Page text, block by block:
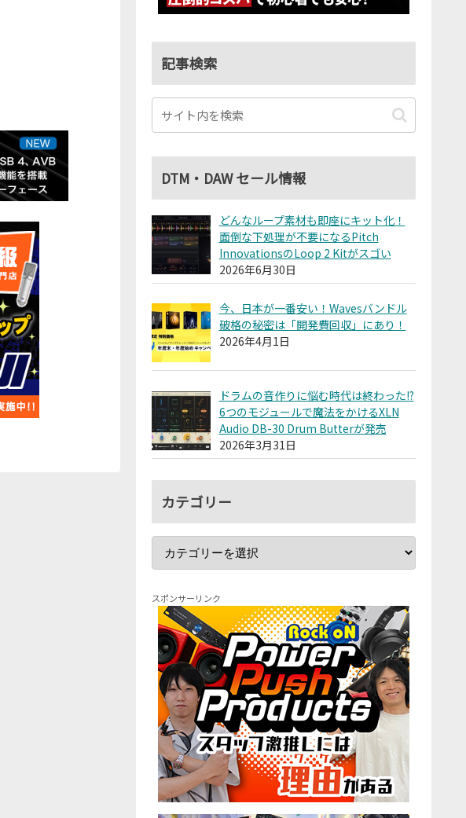
記事検索
DTM・DAW セール情報
どんなループ素材も即座にキット化！
面倒な下処理が不要になるPitch
InnovationsのLoop 2 Kitがスゴい
2026年6月30日
今、日本が一番安い！Wavesバンドル
破格の秘密は「開発費回収」にあり！
2026年4月1日
ドラムの音作りに悩む時代は終わった!?
6つのモジュールで魔法をかけるXLN
Audio DB-30 Drum Butterが発売
2026年3月31日
カテゴリー
スポンサーリンク